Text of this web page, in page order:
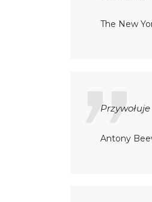
The New
Antony